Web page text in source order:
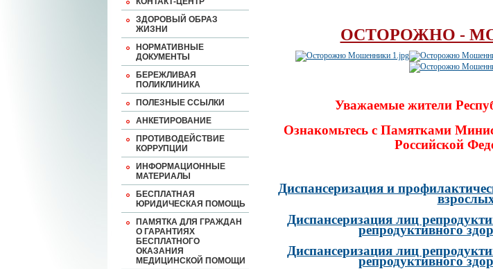
ЗДОРОВЫЙ ОБРАЗ
ЖИЗНИ
НОРМАТИВНЫЕ
ДОКУМЕНТЫ
БЕРЕЖЛИВАЯ
ПОЛИКЛИНИКА
ПОЛЕЗНЫЕ ССЫЛКИ
АНКЕТИРОВАНИЕ
ПРОТИВОДЕЙСТВИЕ
КОРРУПЦИИ
ИНФОРМАЦИОННЫЕ
МАТЕРИАЛЫ
БЕСПЛАТНАЯ
ЮРИДИЧЕСКАЯ ПОМОЩЬ
ПАМЯТКА ДЛЯ ГРАЖДАН
О ГАРАНТИЯХ
БЕСПЛАТНОГО
ОКАЗАНИЯ
МЕДИЦИНСКОЙ ПОМОЩИ
ОСТОРОЖНО -
Уважаемые жители
Ознакомьтесь с Памятками
Российской
Диспансеризация и
Диспансеризация лиц
репродуктивного
Диспансеризация лиц
репродуктивного